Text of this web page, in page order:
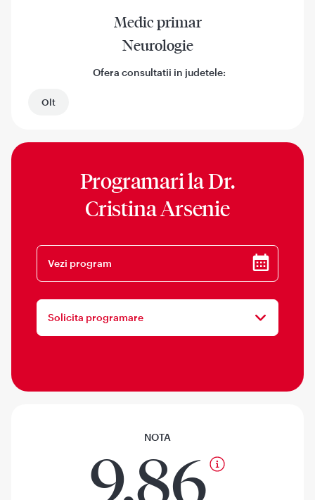
Medic primar
Neurologie
Ofera consultatii in judetele:
Olt
Programari laDr.
Cristina Arsenie
Vezi program
Solicita programare
NOTA
9.86